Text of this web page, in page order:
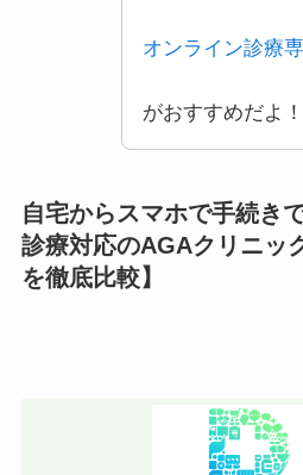
オンライン診療
がおすすめだよ！
自宅からスマホで手続き
診療対応のAGAクリニッ
を徹底比較】